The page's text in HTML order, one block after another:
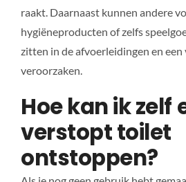
raakt. Daarnaast kunnen andere
hygiëneproducten of zelfs
zitten in de afvoerleidingen en
veroorzaken.
Hoe kan ik zelf
verstopt toilet
ontstoppen?